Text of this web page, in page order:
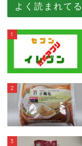
よく読まれて
1
2
3